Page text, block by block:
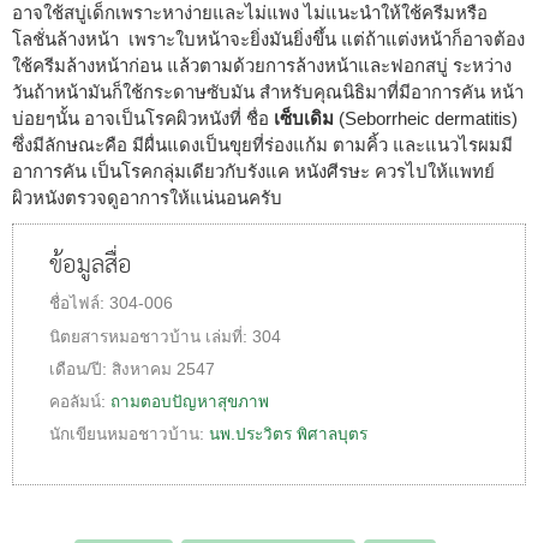
อาจใช้สบู่เด็กเพราะหาง่ายและไม่แพง ไม่แนะนำให้ใช้ครีมหรือ
โลชั่นล้างหน้า เพราะใบหน้าจะยิ่งมันยิ่งขึ้น แต่ถ้าแต่งหน้าก็อาจต้อง
ใช้ครีมล้างหน้าก่อน แล้วตามด้วยการล้างหน้าและฟอกสบู่ ระหว่าง
วันถ้าหน้ามันก็ใช้กระดาษซับมัน สำหรับคุณนิธิมาที่มีอาการคัน หน้า
บ่อยๆนั้น อาจเป็นโรคผิวหนังที่ ชื่อ เซ็บเดิม (Seborrheic dermatitis)
ซึ่งมีลักษณะคือ มีผื่นแดงเป็นขุยที่ร่องแก้ม ตามคิ้ว และแนวไรผมมี
อาการคัน เป็นโรคกลุ่มเดียวกับรังแค หนังศีรษะ ควรไปให้แพทย์
ผิวหนังตรวจดูอาการให้แน่นอนครับ
ข้อมูลสื่อ
ชื่อไฟล์: 304-006
นิตยสารหมอชาวบ้าน เล่มที่: 304
เดือน/ปี: สิงหาคม 2547
คอลัมน์: ถามตอบปัญหาสุขภาพ
นักเขียนหมอชาวบ้าน: นพ.ประวิตร พิศาลบุตร